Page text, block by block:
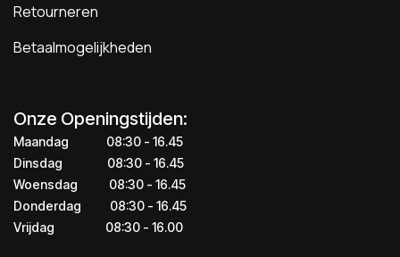
Retourneren
Betaalmogelijkheden
Onze Openingstijden:
Maandag
​​​08:30 - 16.45​
Dinsdag
​​​​08:30 - 16.45
Woensdag
​08:30 - 16.45
Donderdag
​​​​​08:30 - 16.45
Vrijdag
​​​​​08:30 - 16.00